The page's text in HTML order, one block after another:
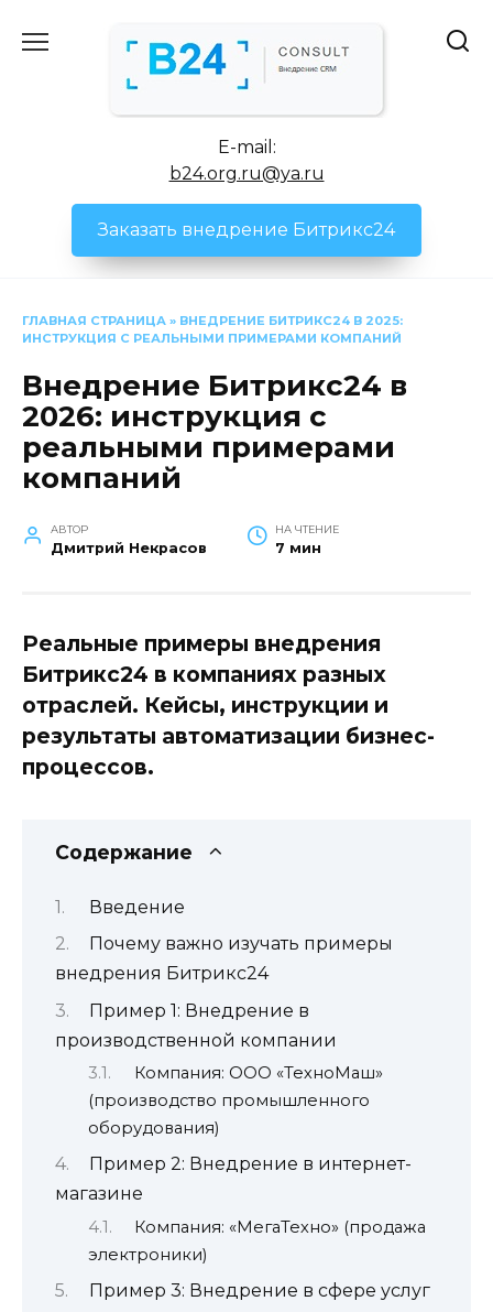
E-mail:
b24.org.ru@ya.ru
Заказать внедрение Битрикс24
ГЛАВНАЯ СТРАНИЦА » ВНЕДРЕНИЕ БИТРИКС24 В 2025:
ИНСТРУКЦИЯ С РЕАЛЬНЫМИ ПРИМЕРАМИ КОМПАНИЙ
Внедрение Битрикс24 в
2026: инструкция с
реальными примерами
компаний
АВТОР
Дмитрий Некрасов
НА ЧТЕНИЕ
7 мин
Реальные примеры внедрения
Битрикс24 в компаниях разных
отраслей. Кейсы, инструкции и
результаты автоматизации бизнес-
процессов.
Содержание
Введение
Почему важно изучать примеры
внедрения Битрикс24
Пример 1: Внедрение в
производственной компании
Компания: ООО «ТехноМаш»
(производство промышленного
оборудования)
Пример 2: Внедрение в интернет-
магазине
Компания: «МегаТехно» (продажа
электроники)
Пример 3: Внедрение в сфере услуг